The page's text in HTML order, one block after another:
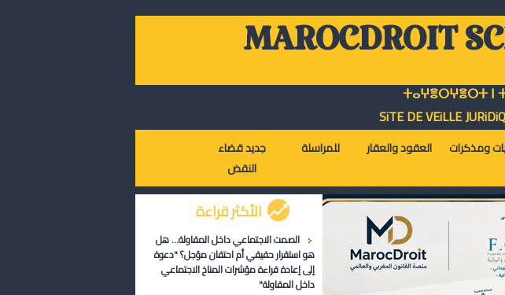
MAROCDROIT
ⵜⴰⵖⴻⵔⵖⴻⵔⵜ ⵏ
جديد قضاء
النقض
للمراسلة العقود والعقار ومذكرات
الأكثر قراءة
الصمت الاجتماعي داخل المقاولة... هل
هو استقرار حقيقي أم احتقان مؤجل؟ "دعوة
إلى إعادة قراءة مؤشرات المناخ الاجتماعي
داخل المقاولة"